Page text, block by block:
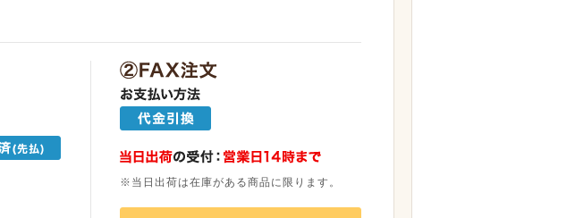
※当日出荷は在庫がある商品に限ります。